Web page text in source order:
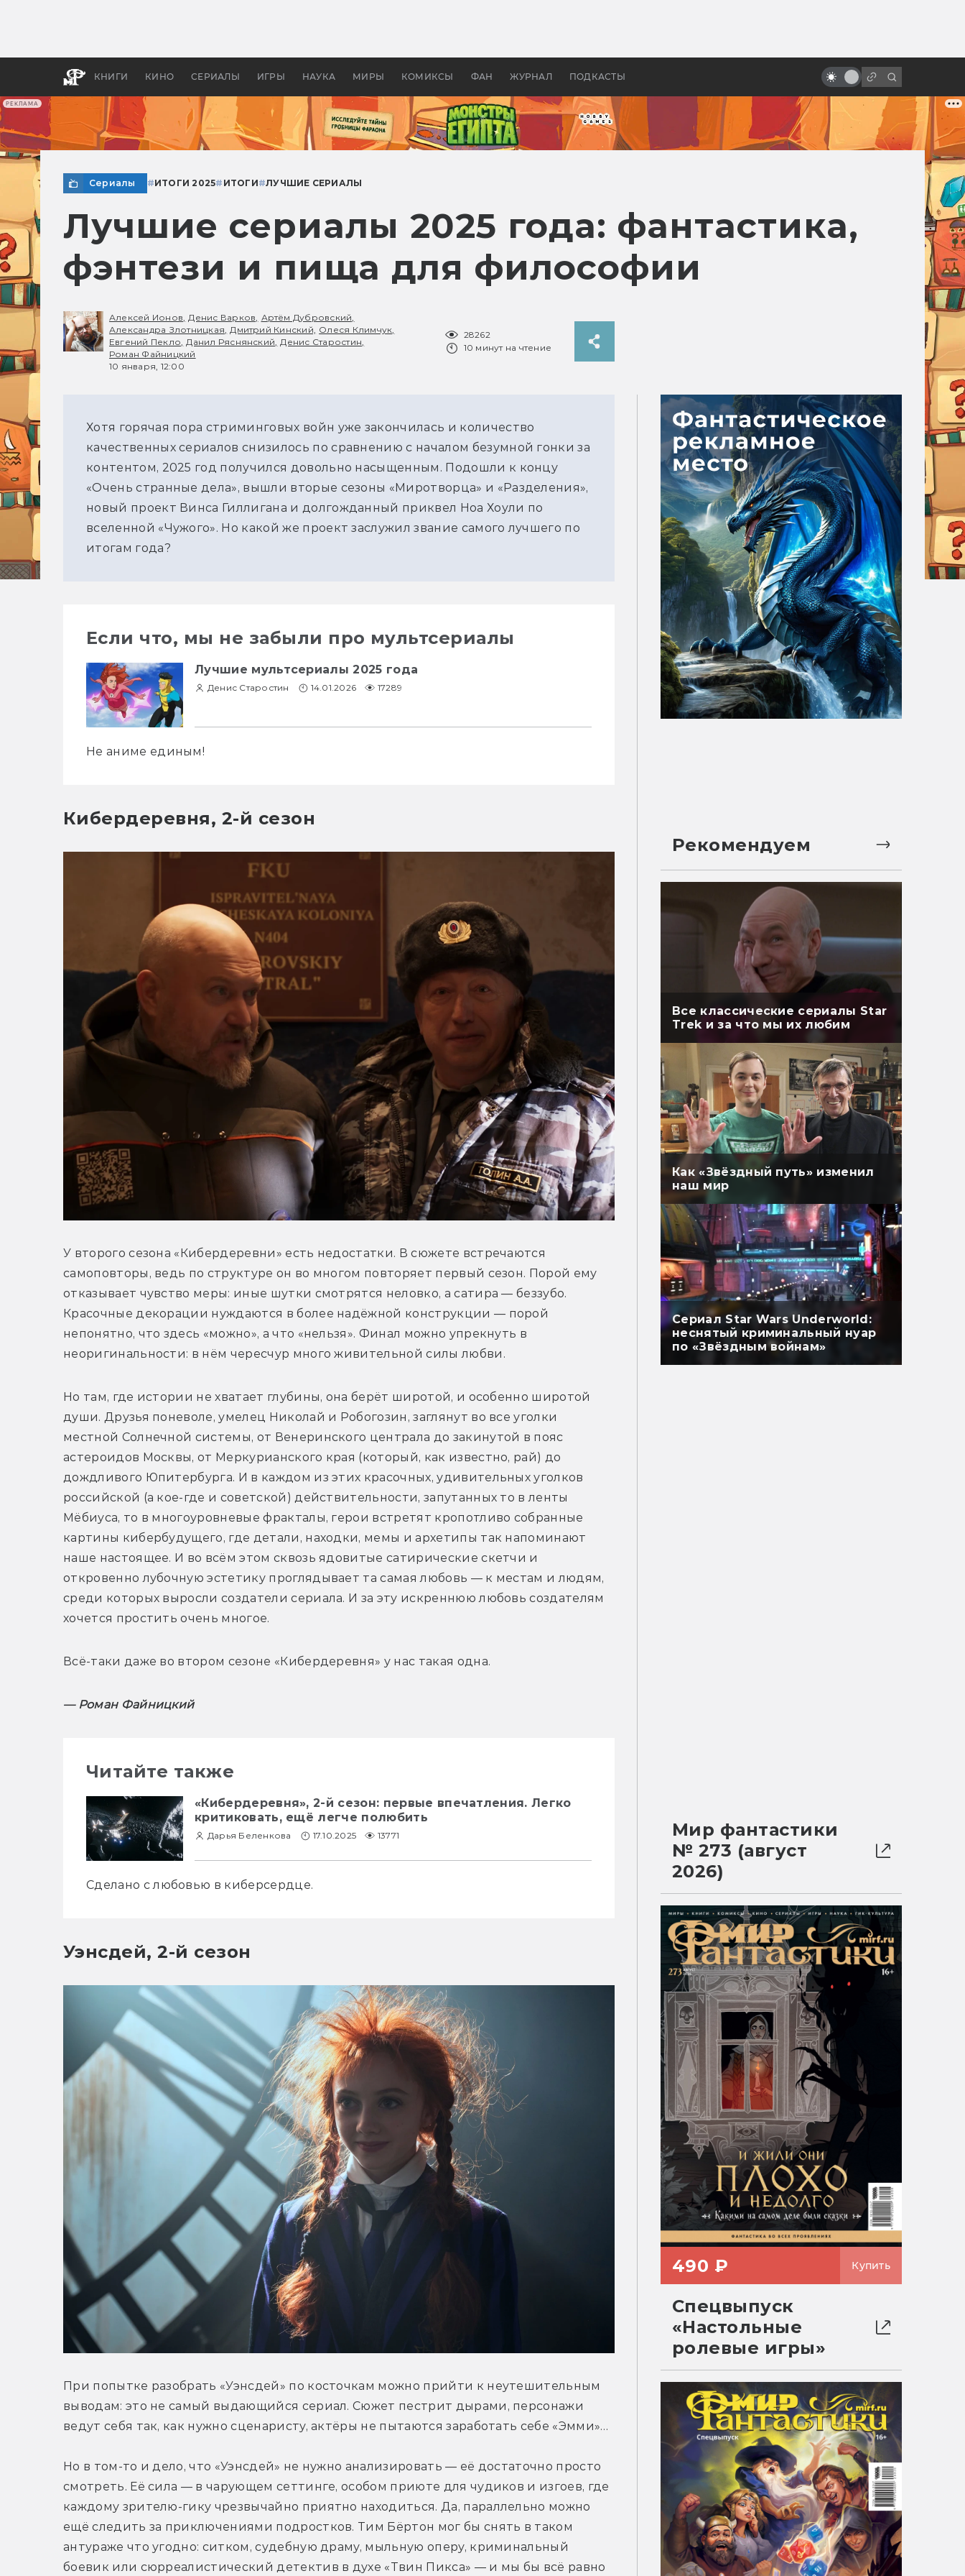
РЕКЛАМА
КНИГИ КИНО СЕРИАЛЫ ИГРЫ НАУКА МИРЫ КОМИКСЫ ФАН ЖУРНАЛ ПОДКАСТЫ
бы «Властелина колец»
Древней Грецией
история Майкла Майерса
Сериалы #ИТОГИ 2025# ИТОГИ#ЛУЧШИЕ СЕРИАЛЫ
Лучшие сериалы 2025 года: фантастика,
фэнтези и пища для философии
Алексей Ионов, Денис Варков, Артём Дубровский,
Александра Злотницкая, Дмитрий Кинский, Олеся Климчук,
Евгений Пекло, Данил Ряснянский, Денис Старостин,
Роман Файницкий
10 января, 12:00
28262
10 минут на чтение
Хотя горячая пора стриминговых войн уже закончилась и количество
качественных сериалов снизилось по сравнению с началом безумной гонки за
контентом, 2025 год получился довольно насыщенным. Подошли к концу
«Очень странные дела», вышли вторые сезоны «Миротворца» и «Разделения»,
новый проект Винса Гиллигана и долгожданный приквел Ноа Хоули по
вселенной «Чужого». Но какой же проект заслужил звание самого лучшего по
итогам года?
Если что, мы не забыли про мультсериалы
Лучшие мультсериалы 2025 года
Денис Старостин 14.01.2026 17289
Не аниме единым!
Кибердеревня, 2-й сезон
У второго сезона «Кибердеревни» есть недостатки. В сюжете встречаются
самоповторы, ведь по структуре он во многом повторяет первый сезон. Порой ему
отказывает чувство меры: иные шутки смотрятся неловко, а сатира — беззубо.
Красочные декорации нуждаются в более надёжной конструкции — порой
непонятно, что здесь «можно», а что «нельзя». Финал можно упрекнуть в
неоригинальности: в нём чересчур много живительной силы любви.
Но там, где истории не хватает глубины, она берёт широтой, и особенно широтой
души. Друзья поневоле, умелец Николай и Робогозин, заглянут во все уголки
местной Солнечной системы, от Венеринского централа до закинутой в пояс
астероидов Москвы, от Меркурианского края (который, как известно, рай) до
дождливого Юпитербурга. И в каждом из этих красочных, удивительных уголков
российской (а кое-где и советской) действительности, запутанных то в ленты
Мёбиуса, то в многоуровневые фракталы, герои встретят кропотливо собранные
картины кибербудущего, где детали, находки, мемы и архетипы так напоминают
наше настоящее. И во всём этом сквозь ядовитые сатирические скетчи и
откровенно лубочную эстетику проглядывает та самая любовь — к местам и людям,
среди которых выросли создатели сериала. И за эту искреннюю любовь создателям
хочется простить очень многое.
Всё-таки даже во втором сезоне «Кибердеревня» у нас такая одна.
— Роман Файницкий
Читайте также
«Кибердеревня», 2-й сезон: первые впечатления. Легко
критиковать, ещё легче полюбить
Дарья Беленкова 17.10.2025 13771
Сделано с любовью в киберсердце.
Уэнсдей, 2-й сезон
При попытке разобрать «Уэнсдей» по косточкам можно прийти к неутешительным
выводам: это не самый выдающийся сериал. Сюжет пестрит дырами, персонажи
ведут себя так, как нужно сценаристу, актёры не пытаются заработать себе «Эмми»…
Но в том-то и дело, что «Уэнсдей» не нужно анализировать — её достаточно просто
смотреть. Её сила — в чарующем сеттинге, особом приюте для чудиков и изгоев, где
каждому зрителю-гику чрезвычайно приятно находиться. Да, параллельно можно
ещё следить за приключениями подростков. Тим Бёртон мог бы снять в таком
антураже что угодно: ситком, судебную драму, мыльную оперу, криминальный
боевик или сюрреалистический детектив в духе «Твин Пикса» — и мы бы всё равно
Рекомендуем
Все классические сериалы Star
Trek и за что мы их любим
Как «Звёздный путь» изменил
наш мир
Сериал Star Wars Underworld:
неснятый криминальный нуар
по «Звёздным войнам»
Мир фантастики
№ 273 (август
2026)
490 ₽ Купить
Спецвыпуск
«Настольные
ролевые игры»